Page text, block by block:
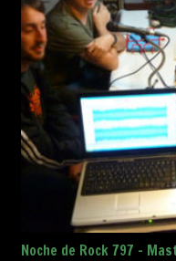
Noche de Rock 797 –